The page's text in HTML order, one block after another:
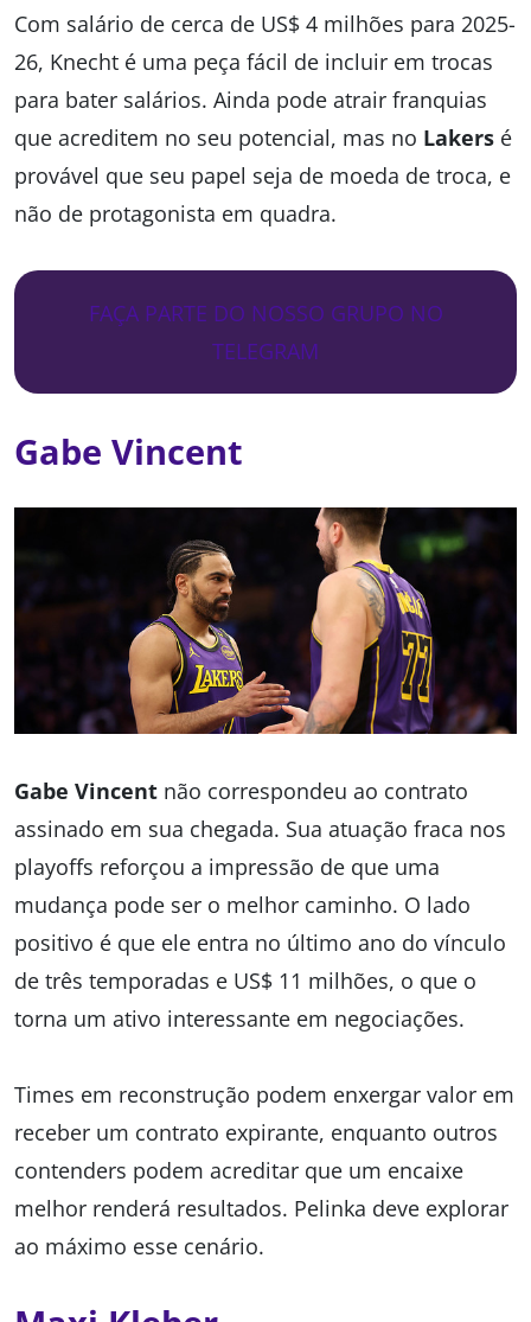
Com salário de cerca de US$ 4 milhões para 2025-
26, Knecht é uma peça fácil de incluir em trocas
para bater salários. Ainda pode atrair franquias
que acreditem no seu potencial, mas no Lakers é
provável que seu papel seja de moeda de troca, e
não de protagonista em quadra.
FAÇA PARTE DO NOSSO GRUPO NO
TELEGRAM
Gabe Vincent
Gabe Vincent não correspondeu ao contrato
assinado em sua chegada. Sua atuação fraca nos
playoffs reforçou a impressão de que uma
mudança pode ser o melhor caminho. O lado
positivo é que ele entra no último ano do vínculo
de três temporadas e US$ 11 milhões, o que o
torna um ativo interessante em negociações.
Times em reconstrução podem enxergar valor em
receber um contrato expirante, enquanto outros
contenders podem acreditar que um encaixe
melhor renderá resultados. Pelinka deve explorar
ao máximo esse cenário.